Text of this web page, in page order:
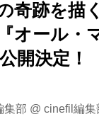
奇跡を描
オール・
開決定！
集部 @ cinefil編集